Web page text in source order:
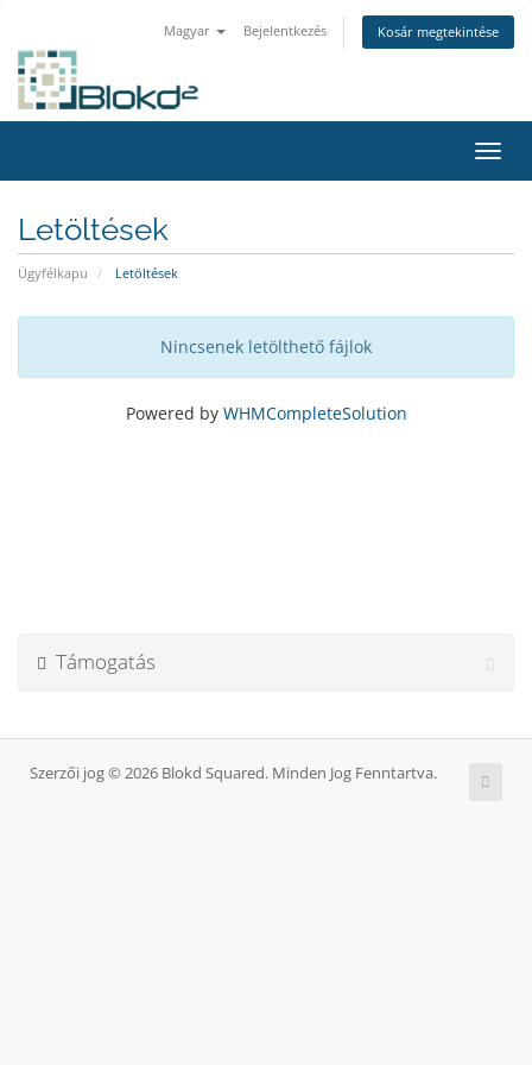
Magyar Bejelentkezés Kosár megtekintése
Letöltések
Ügyfélkapu Letöltések
Nincsenek letölthető fájlok
Powered by WHMCompleteSolution
Támogatás
Szerzői jog © 2026 Blokd Squared. Minden Jog Fenntartva.